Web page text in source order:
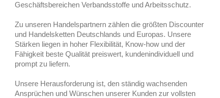
Geschäftsbereichen Verbandsstoffe und Arbeitsschutz.
Zu unseren Handelspartnern zählen die größten Discounter
und Handelsketten Deutschlands und Europas. Unsere
Stärken liegen in hoher Flexibilität, Know-how und der
Fähigkeit beste Qualität preiswert, kundenindividuell und
prompt zu liefern.
Unsere Herausforderung ist, den ständig wachsenden
Ansprüchen und Wünschen unserer Kunden zur vollsten